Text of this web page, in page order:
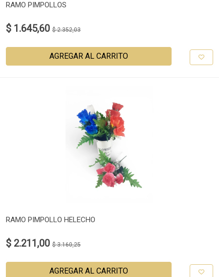
RAMO PIMPOLLOS
$ 1.645,60 $ 2.352,03
AGREGAR AL CARRITO
RAMO PIMPOLLO HELECHO
$ 2.211,00 $ 3.160,25
AGREGAR AL CARRITO